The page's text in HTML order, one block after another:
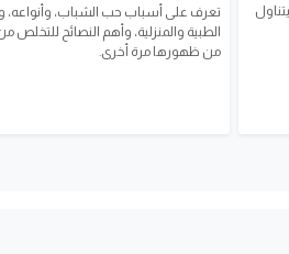
تعرف على أسباب حب الشباب، وأنواعه،
الطبية والمنزلية، وأهم النصائح للتخلص
من ظهورها مرة أخرى.